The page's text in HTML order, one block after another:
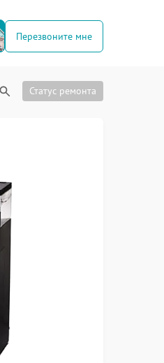
Перезвоните мне
Статус ремонта